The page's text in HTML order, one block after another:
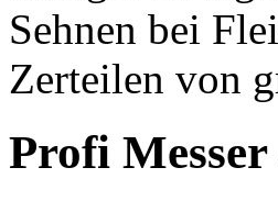
Sehnen bei
Zerteilen von
Profi